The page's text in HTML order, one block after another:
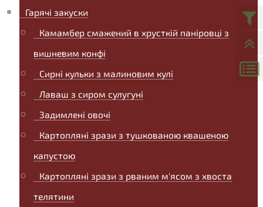
Гарячі закуски
Камамбер смажений в хрусткій паніровці з
вишневим конфі
Сирні кульки з малиновим кулі
Лаваш з сиром сулугуні
Задимлені овочі
Картопляні зрази з тушкованою квашеною
капустою
Картопляні зрази з рваним м'ясом з хвоста
телятини